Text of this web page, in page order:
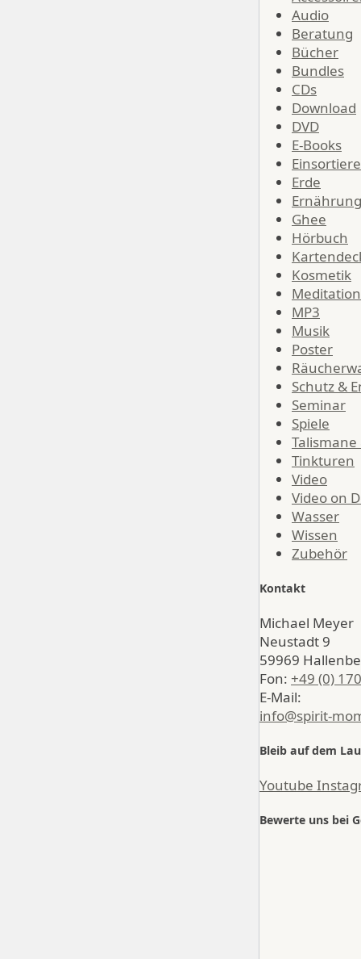
Audio
Beratung
Bücher
Bundles
CDs
Download
DVD
E-Books
Erde
Ernährung
Ghee
Hörbuch
Kosmetik
Meditation
MP3
Musik
Poster
Schutz &
Seminar
Spiele
Talismane
Tinkturen
Video
Video on
Wasser
Wissen
Zubehör
Kontakt
Michael Meyer
Neustadt 9
59969
Fon: +49 (0)
E-Mail:
info@spirit-
Bleib auf dem
Youtube
Bewerte uns bei